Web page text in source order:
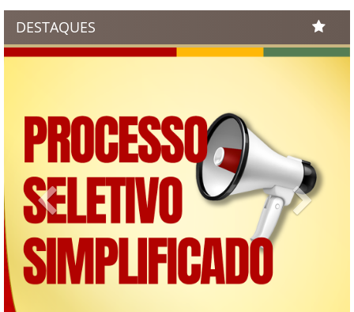
DESTAQUES
Previous Next